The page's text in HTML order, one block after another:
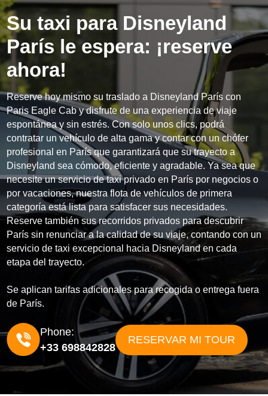
Su taxi para Disneyland
París le espera: ¡reserve
ahora!
Reserve hoy mismo su traslado a Disneyland París con
Paris Eagle Cab y disfrute de una experiencia de viaje
espontánea y sin estrés. Con solo unos clics, podrá
contratar un vehículo de alta gama y contar con un chófer
profesional en París que garantizará que su trayecto a
Disneyland sea cómodo, eficiente y agradable. Ya sea que
necesite un servicio de taxi privado en París por negocios o
por vacaciones, nuestra flota de vehículos de primera
categoría está lista para satisfacer sus necesidades.
Reserve también sus recorridos privados para descubrir
París sin renunciar a la calidad de su viaje, contando con un
servicio de taxi excepcional hacia Disneyland en cada
etapa del trayecto.
Se aplican tarifas adicionales para recogida o entrega fuera
de París.
Phone:
+33 698842828
RESERVAR MI TOUR